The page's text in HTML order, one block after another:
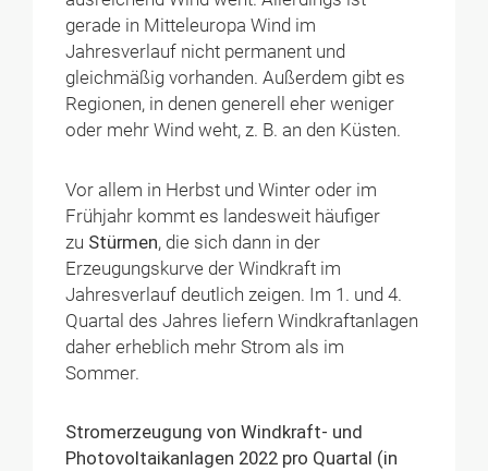
gerade in Mitteleuropa Wind im
Jahresverlauf nicht permanent und
gleichmäßig vorhanden. Außerdem gibt es
Regionen, in denen generell eher weniger
oder mehr Wind weht, z. B. an den Küsten.
Vor allem in Herbst und Winter oder im
Frühjahr kommt es landesweit häufiger
zu Stürmen, die sich dann in der
Erzeugungskurve der Windkraft im
Jahresverlauf deutlich zeigen. Im 1. und 4.
Quartal des Jahres liefern Windkraftanlagen
daher erheblich mehr Strom als im
Sommer.
Stromerzeugung von Windkraft- und
Photovoltaikanlagen 2022 pro Quartal (in